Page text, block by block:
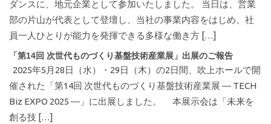
ダンスに、地元企業として参加いたしました。 当日は、営業
部の片山が代表として登壇し、当社の事業内容をはじめ、社
員一人ひとりが能力を発揮できる多様な働き方 […]
「第14回 次世代ものづくり基盤技術産業展」出展のご報告
2025年5月28日（水）・29日（木）の2日間、吹上ホールで開
催された「第14回 次世代ものづくり基盤技術産業展 ― TECH
Biz EXPO 2025 ―」に出展しました。 本展示会は「未来を
創る技 […]